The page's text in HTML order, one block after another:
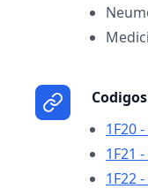
1F20
1F21
1F22